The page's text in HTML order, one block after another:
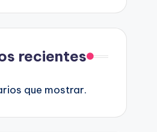
recientes
que mostrar.